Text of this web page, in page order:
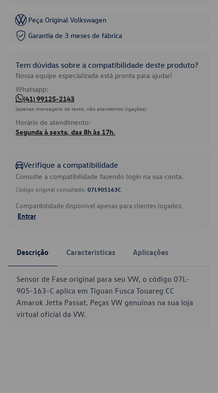
Peça Original Volkswagen
Garantia de 3 meses de fábrica
Tem dúvidas sobre a compatibilidade deste produto?
Nossa equipe especializada está pronta para ajudar!
Whatsapp:
(41) 99125-2143
(apenas mensagens de texto, não atendemos ligações)
Horário de atendimento:
Segunda à sexta, das 8h às 17h.
Verifique a compatibilidade
Consulte a compatibilidade fazendo login na sua conta.
Código original consultado: 07L905163C
Compatibilidade disponível apenas para clientes logados.
Entrar
Descrição Características Aplicações
Sensor de Fase original para seu VW, o código 07L-
905-163-C aplica em Tiguan Fusca Touareg CC
Amarok Jetta Passat. Peças VW genuínas na sua loja
virtual oficial da VW.